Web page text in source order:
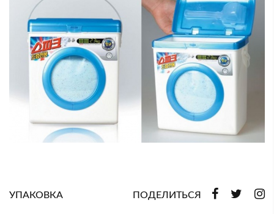
УПАКОВКА ПОДЕЛИТЬСЯ